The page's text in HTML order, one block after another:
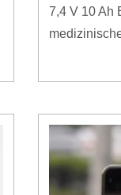
7,4 V 10 Ah